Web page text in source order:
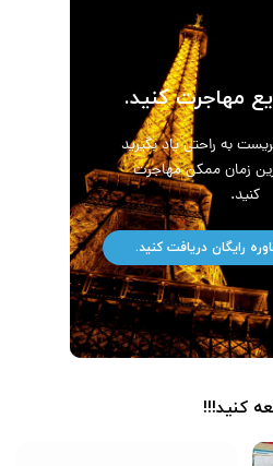
مهاجرت کنید.
به راحتی یاد بگیرید
زمان ممکن مهاجرت
کنید.
رایگان دریافت کنید.
کنید!!!